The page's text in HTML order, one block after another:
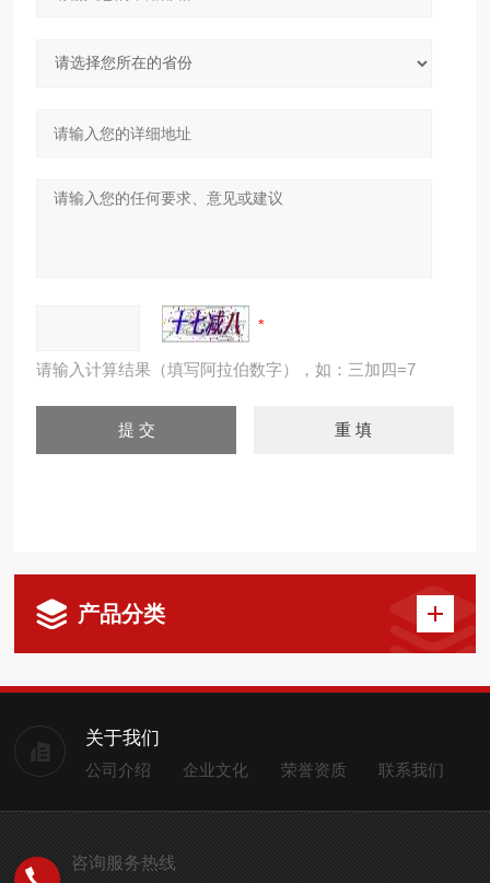
请输入计算结果（填写阿拉伯数字），如：三加四=7
产品分类
关于我们
公司介绍 企业文化 荣誉资质 联系我们
咨询服务热线